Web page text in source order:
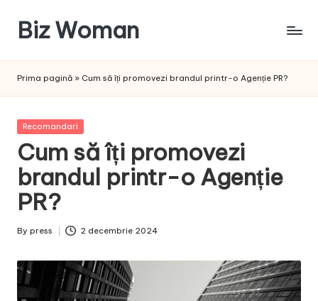
content
Biz Woman
succesul
Prima pagină » Cum să îți promovezi brandul printr-o Agenție PR?
Posted
Recomandari
Cum să îți promovezi
brandul printr-o Agenție
PR?
Posted
By press 2 decembrie 2024